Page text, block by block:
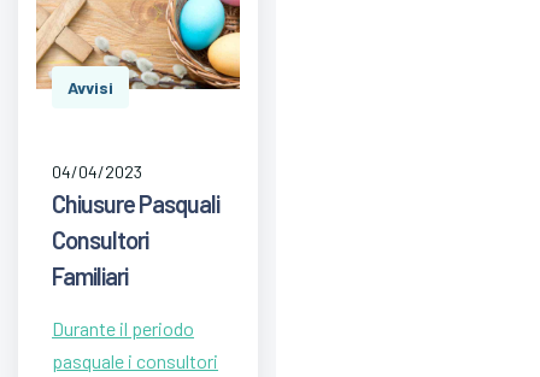
Avvisi
04/04/2023
Chiusure Pasquali
Consultori
Familiari
Durante il periodo
pasquale i consultori